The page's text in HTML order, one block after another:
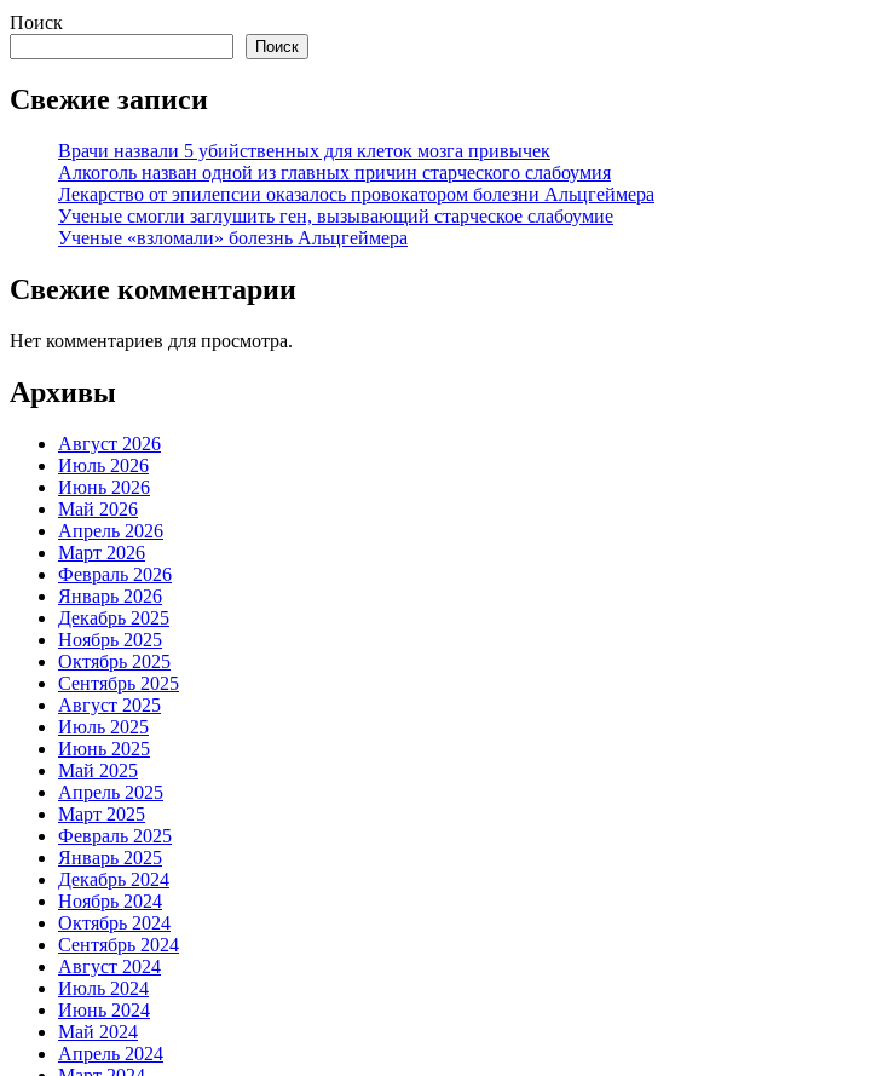
Поиск
Поиск
Свежие записи
Врачи назвали 5 убийственных для клеток мозга привычек
Алкоголь назван одной из главных причин старческого слабоумия
Лекарство от эпилепсии оказалось провокатором болезни Альцгеймера
Ученые смогли заглушить ген, вызывающий старческое слабоумие
Ученые «взломали» болезнь Альцгеймера
Свежие комментарии
Нет комментариев для просмотра.
Архивы
Август 2026
Июль 2026
Июнь 2026
Май 2026
Апрель 2026
Март 2026
Февраль 2026
Январь 2026
Декабрь 2025
Ноябрь 2025
Октябрь 2025
Сентябрь 2025
Август 2025
Июль 2025
Июнь 2025
Май 2025
Апрель 2025
Март 2025
Февраль 2025
Январь 2025
Декабрь 2024
Ноябрь 2024
Октябрь 2024
Сентябрь 2024
Август 2024
Июль 2024
Июнь 2024
Май 2024
Апрель 2024